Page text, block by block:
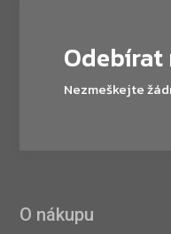
Nezmeškejte
O nákupu